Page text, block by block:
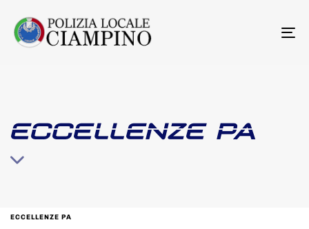
ECCELLENZE PA
ECCELLENZE PA